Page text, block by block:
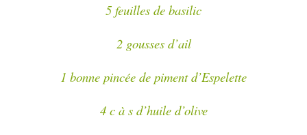
5 feuilles de basilic
2 gousses d’ail
1 bonne pincée de piment d’Espelette
4 c à s d’huile d’olive